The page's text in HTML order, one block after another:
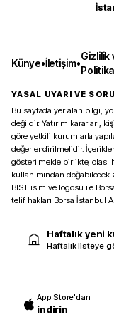
Künye•İletişim•
Gizlilik
YASAL UYARI VE
Bu sayfada yer alan bilgi,
değildir. Yatırım kararları,
göre yetkili kurumlarla
değerlendirilmelidir.
gösterilmekle birlikte, olası
kullanımından
BIST isim ve logosu ile
telif hakları Borsa İstanbul
Haftalık yeni
Haftalık listeye
App Store'dan
indirin